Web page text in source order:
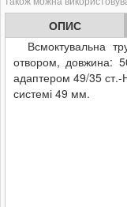
ОПИС
Всмоктувальна
отвором, довжина:
адаптером 49/35 ст.-
системі 49 мм.